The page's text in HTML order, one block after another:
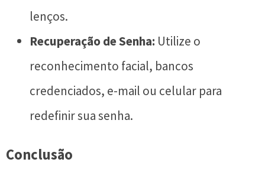
lenços.
Recuperação de Senha: Utilize o
reconhecimento facial, bancos
credenciados, e-mail ou celular para
redefinir sua senha.
Conclusão